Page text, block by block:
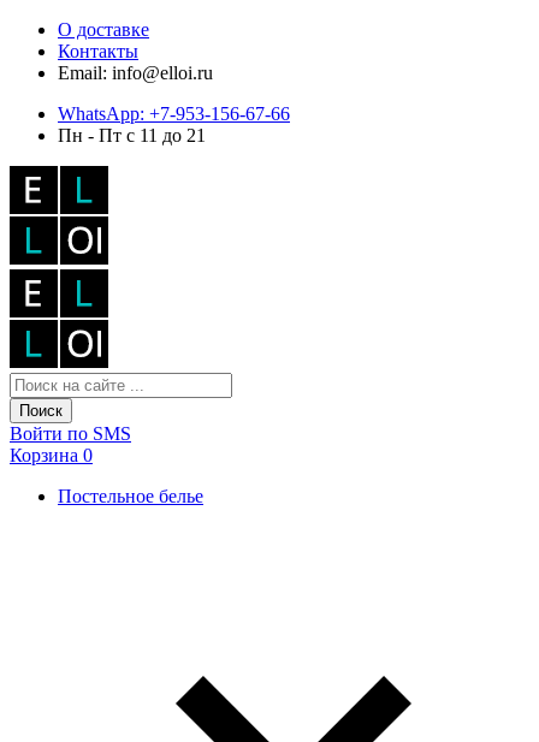
О доставке
Контакты
Email: info@elloi.ru
WhatsApp: +7-953-156-67-66
Пн - Пт с 11 до 21
Поиск
Войти по SMS
Корзина 0
Постельное белье